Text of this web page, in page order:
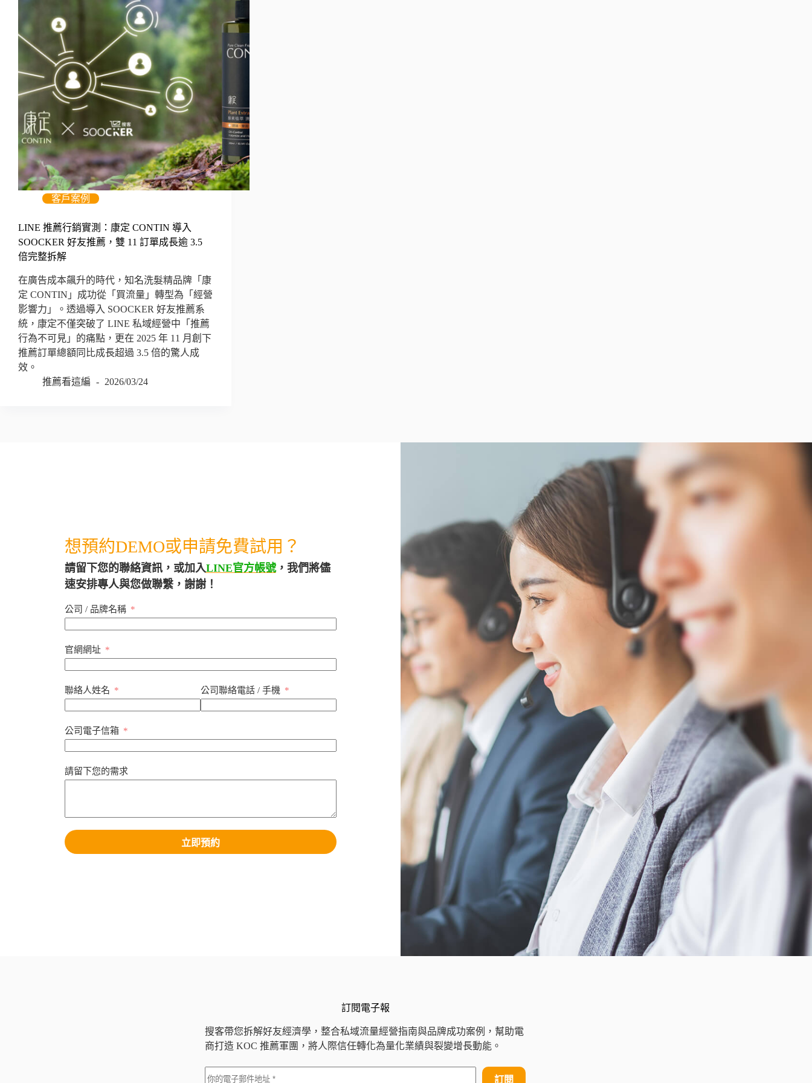
客戶案例
LINE 推薦行銷實測：康定 CONTIN 導入
SOOCKER 好友推薦，雙 11 訂單成長逾 3.5
倍完整拆解
在廣告成本飆升的時代，知名洗髮精品牌「康
定 CONTIN」成功從「買流量」轉型為「經營
影響力」。透過導入 SOOCKER 好友推薦系
統，康定不僅突破了 LINE 私域經營中「推薦
行為不可見」的痛點，更在 2025 年 11 月創下
推薦訂單總額同比成長超過 3.5 倍的驚人成
效。
推薦看這編
2026/03/24
想預約DEMO或申請免費試用？
請留下您的聯絡資訊，或加入LINE官方帳號，我們將儘
速安排專人與您做聯繫，謝謝！
公司 / 品牌名稱
官網網址
聯絡人姓名 公司聯絡電話 / 手機
公司電子信箱
請留下您的需求
立即預約
訂閱電子報
搜客帶您拆解好友經濟學，整合私域流量經營指南與品牌成功案例，幫助電
商打造 KOC 推薦軍團，將人際信任轉化為量化業績與裂變增長動能。
訂閱